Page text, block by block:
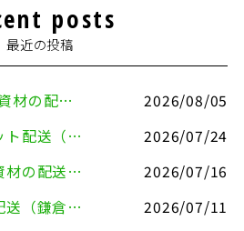
posts
最近の投稿
2026年8月5日撮影用資材の配送（鎌倉市⇒港区）
2026/08/05
2026年7月20日スポット配送（横浜市金沢区⇒愛知県豊川市）
2026/07/24
2026年7月15日建設資材の配送（横浜市金沢区⇒横須賀市）
2026/07/16
2026年7月10日定期配送（鎌倉市⇔大田区）
2026/07/11